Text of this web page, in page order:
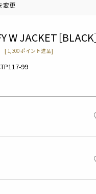
W JACKET［BLACK
[1,300ポイント進呈]
99
変更